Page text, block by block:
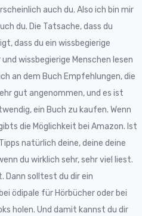
auch du. Also ich bin mir
du. Die Tatsache, dass du
dass du ein wissbegierige
wissbegierige Menschen lesen
an dem Buch Empfehlungen, die
gut angenommen, und es ist
ein Buch zu kaufen. Wenn
die Möglichkeit bei Amazon. Ist
natürlich deine, deine deine
du wirklich sehr, sehr viel liest.
Dann solltest du dir ein
ödipale für Hörbücher oder bei
holen. Und damit kannst du dir